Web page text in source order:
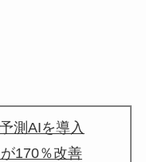
測AIを導入
170％改善